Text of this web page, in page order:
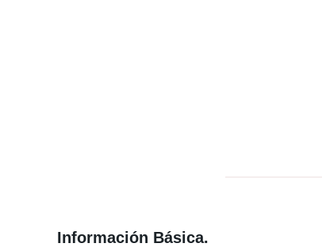
Información Básica.